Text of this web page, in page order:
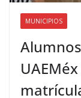
MUNICIPIOS